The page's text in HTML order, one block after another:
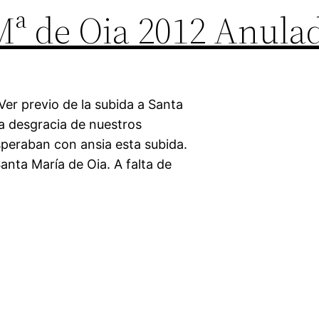
de Oia 2012
previo de la subida a Santa
desgracia de nuestros
con ansia esta subida.
María de Oia. A falta de